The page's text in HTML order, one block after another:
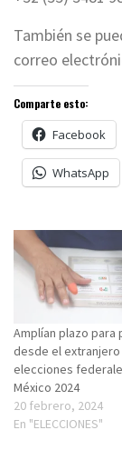
También se
correo
Comparte esto:
Facebook
WhatsApp
Amplían plazo para
desde el extranjero
elecciones
México 2024
20 febrero, 2024
En "ELECCIONES"